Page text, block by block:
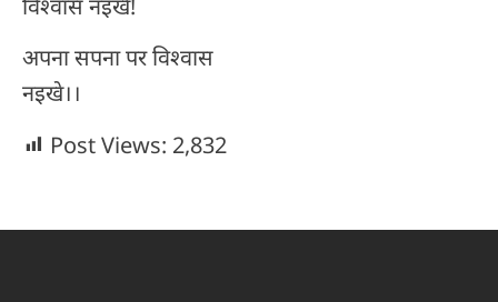
विश्वास नइखे!
अपना सपना पर विश्वास
नइखे।।
Post Views: 2,832